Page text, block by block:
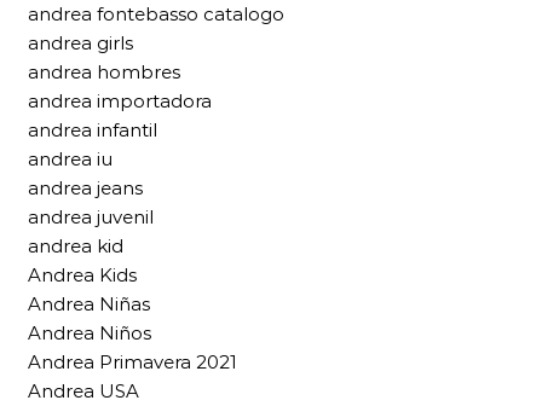
andrea fontebasso catalogo
andrea girls
andrea hombres
andrea importadora
andrea infantil
andrea iu
andrea jeans
andrea juvenil
andrea kid
Andrea Kids
Andrea Niñas
Andrea Niños
Andrea Primavera 2021
Andrea USA